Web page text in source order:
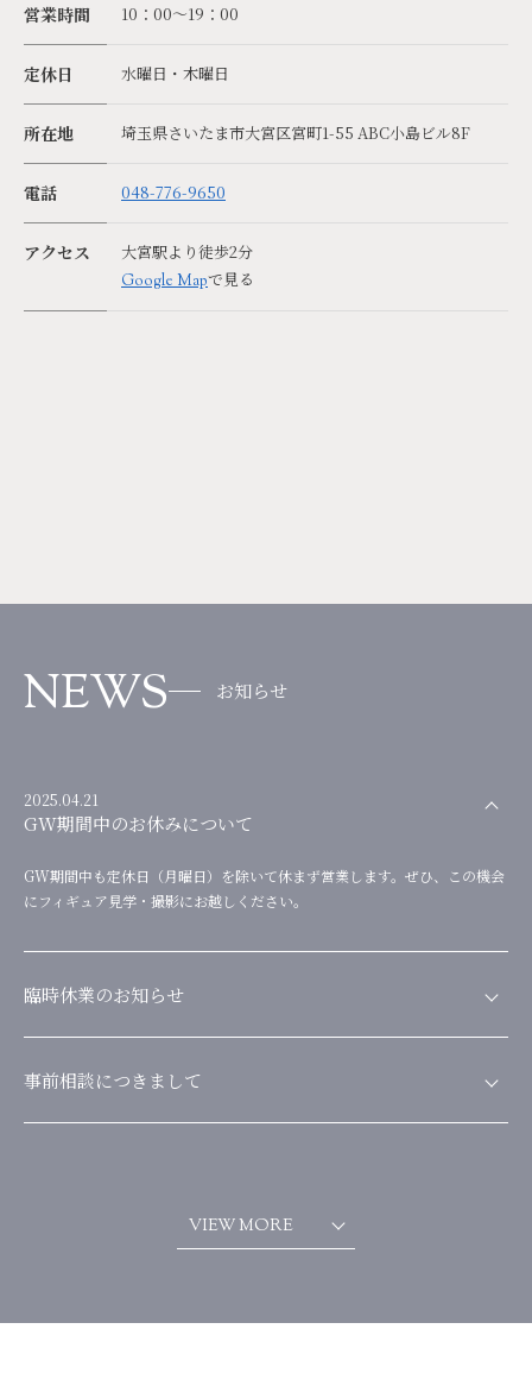
営業時間 10：00～19：00
定休日 水曜日・木曜日
所在地 埼玉県さいたま市大宮区宮町1-55 ABC小島ビル8F
電話 048-776-9650
アクセス 大宮駅より徒歩2分
Google Mapで見る
NEWS お知らせ
2025.04.21
GW期間中のお休みについて
GW期間中も定休日（月曜日）を除いて休まず営業します。ぜひ、この機会
にフィギュア見学・撮影にお越しください。
臨時休業のお知らせ
しれませんので臨時休業とさせていただきます。何卒、宜しくお願い申し上
げます。
事前相談につきまして
さい。過度な営業をしない優しいスタッフで心よりお待ちしております。
VIEW MORE